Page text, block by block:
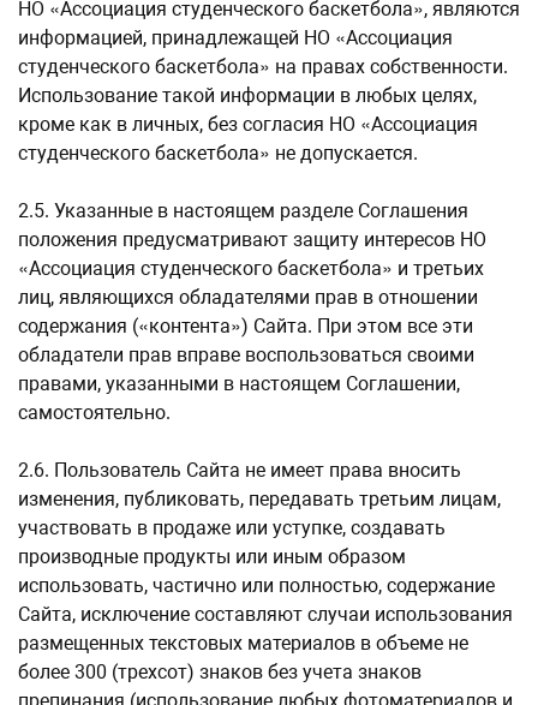
НО «Ассоциация студенческого баскетбола», являются
информацией, принадлежащей НО «Ассоциация
студенческого баскетбола» на правах собственности.
Использование такой информации в любых целях,
кроме как в личных, без согласия НО «Ассоциация
студенческого баскетбола» не допускается.
2.5. Указанные в настоящем разделе Соглашения
положения предусматривают защиту интересов НО
«Ассоциация студенческого баскетбола» и третьих
лиц, являющихся обладателями прав в отношении
содержания («контента») Сайта. При этом все эти
обладатели прав вправе воспользоваться своими
правами, указанными в настоящем Соглашении,
самостоятельно.
2.6. Пользователь Сайта не имеет права вносить
изменения, публиковать, передавать третьим лицам,
участвовать в продаже или уступке, создавать
производные продукты или иным образом
использовать, частично или полностью, содержание
Сайта, исключение составляют случаи использования
размещенных текстовых материалов в объеме не
более 300 (трехсот) знаков без учета знаков